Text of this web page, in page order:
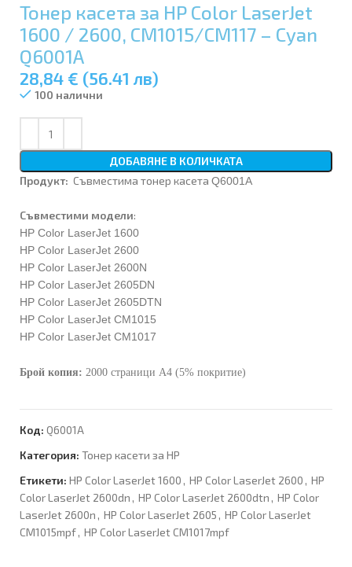
Тонер касета за HP Color LaserJet
1600 / 2600, CM1015/CM117 – Cyan
Q6001A
28,84 € (56.41 лв)
100 налични
ДОБАВЯНЕ В КОЛИЧКАТА
Продукт: Съвместима тонер касета Q6001A
Съвместими модели:
HP Color LaserJet 1600
HP Color LaserJet 2600
HP Color LaserJet 2600N
HP Color LaserJet 2605DN
HP Color LaserJet 2605DTN
HP Color LaserJet CM1015
HP Color LaserJet CM1017
Брой копия: 2000 страници A4 (5% покритие)
Код: Q6001A
Категория: Тонер касети за HP
Етикети: HP Color LaserJet 1600 , HP Color LaserJet 2600 , HP
Color LaserJet 2600dn , HP Color LaserJet 2600dtn , HP Color
LaserJet 2600n , HP Color LaserJet 2605 , HP Color LaserJet
CM1015mpf, HP Color LaserJet CM1017mpf